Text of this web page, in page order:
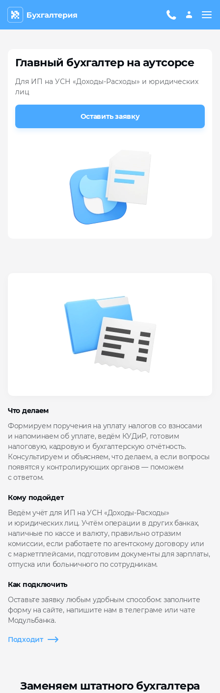
Главный бухгалтер на аутсорсе
Для ИП на УСН «Доходы-Расходы» и юридических
лиц
Оставить заявку
Что делаем
Формируем поручения на уплату налогов со взносами
и напоминаем об уплате, ведём КУДиР, готовим
налоговую, кадровую и бухгалтерскую отчётность.
Консультируем и объясняем, что делаем, а если вопросы
появятся у контролирующих органов — поможем
с ответом.
Кому подойдет
Ведём учёт для ИП на УСН «Доходы-Расходы»
и юридических лиц. Учтём операции в других банках,
наличные по кассе и валюту, правильно отразим
комиссии, если работаете по агентскому договору или
с маркетплейсами, подготовим документы для зарплаты,
отпуска или больничного по сотрудникам.
Как подключить
Оставьте заявку любым удобным способом: заполните
форму на сайте, напишите нам в телеграме или чате
Модульбанка.
Подходит
Заменяем штатного бухгалтера